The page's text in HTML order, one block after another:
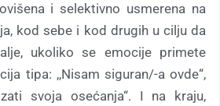
i selektivno usmerena na
kod sebe i kod drugih u cilju da
ukoliko se emocije primete
tipa: ,,Nisam siguran/-a ovde“,
svoja osećanja“. I na kraju,